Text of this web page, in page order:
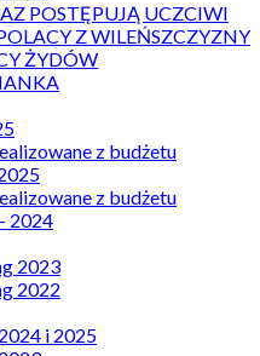
POSTĘPUJĄ UCZCIWI
Z WILEŃSZCZYZNY
ŻYDÓW
z budżetu
z budżetu
2024
2023
2022
i 2025